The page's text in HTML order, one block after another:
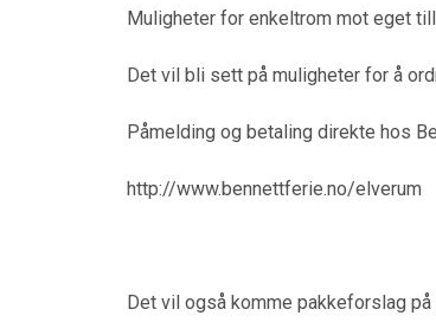
Muligheter for enkeltrom mot eget
Det vil bli sett på muligheter for å
Påmelding og betaling direkte hos
http://www.bennettferie.no/elverum
Det vil også komme pakkeforslag